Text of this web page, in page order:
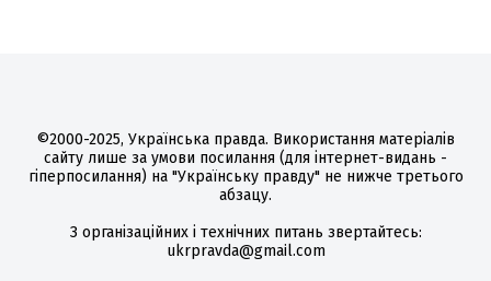
©2000-2025, Українська правда. Використання матеріалів
сайту лише за умови посилання (для інтернет-видань -
гіперпосилання) на "Українську правду" не нижче третього
абзацу.
З організаційних і технічних питань звертайтесь:
ukrpravda@gmail.com